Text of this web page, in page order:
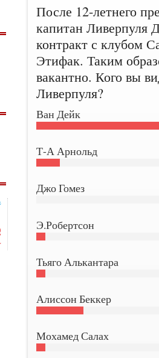
После 12-летнего
капитан Ливерпуля
контракт с клубом
Этифак. Таким
вакантно. Кого вы
Ливерпуля?
Ван Дейк
Т-А Арнольд
Джо Гомез
Э.Робертсон
Тьяго Алькантара
Алиссон Беккер
Мохамед Салах